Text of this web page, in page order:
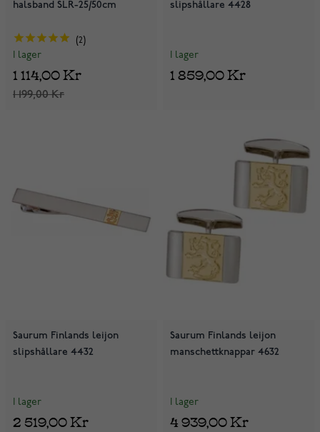
halsband SLR-25/50cm
2
I lager
1 199,00 Kr
1 114,00 Kr
slipshållare 4428
I lager
1 859,00 Kr
Saurum Finlands leijon
slipshållare 4432
I lager
2 519,00 Kr
Saurum Finlands leijon
manschettknappar 4632
I lager
4 939,00 Kr